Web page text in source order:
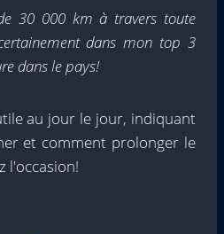
30 000 km à travers toute
dans mon top 3
dans le pays!
au jour le jour, indiquant
et comment prolonger le
l'occasion!